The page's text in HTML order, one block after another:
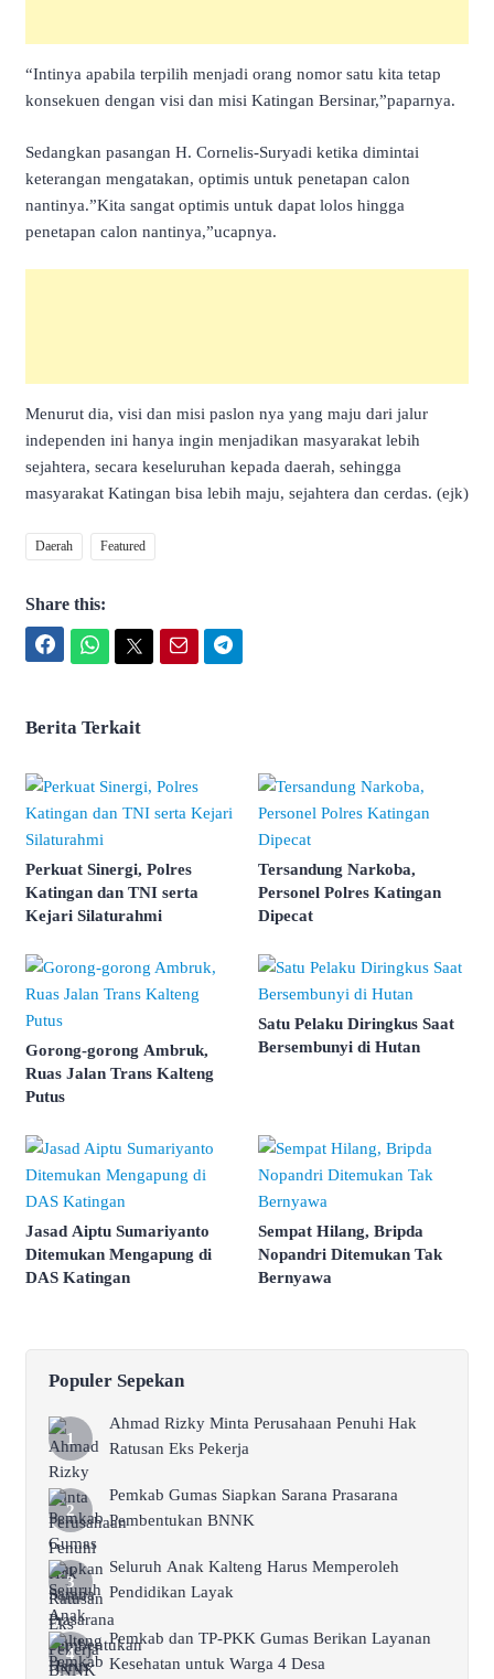
“Intinya apabila terpilih menjadi orang nomor satu kita tetap
konsekuen dengan visi dan misi Katingan Bersinar,”paparnya.
Sedangkan pasangan H. Cornelis-Suryadi ketika dimintai
keterangan mengatakan, optimis untuk penetapan calon
nantinya.”Kita sangat optimis untuk dapat lolos hingga
penetapan calon nantinya,”ucapnya.
Menurut dia, visi dan misi paslon nya yang maju dari jalur
independen ini hanya ingin menjadikan masyarakat lebih
sejahtera, secara keseluruhan kepada daerah, sehingga
masyarakat Katingan bisa lebih maju, sejahtera dan cerdas. (ejk)
Daerah Featured
Share this:
Berita Terkait
Perkuat Sinergi, Polres
Katingan dan TNI serta
Kejari Silaturahmi
Tersandung Narkoba,
Personel Polres Katingan
Dipecat
Gorong-gorong Ambruk,
Ruas Jalan Trans Kalteng
Putus
Satu Pelaku Diringkus Saat
Bersembunyi di Hutan
Jasad Aiptu Sumariyanto
Ditemukan Mengapung di
DAS Katingan
Sempat Hilang, Bripda
Nopandri Ditemukan Tak
Bernyawa
Populer Sepekan
Ahmad Rizky Minta Perusahaan Penuhi Hak
Ratusan Eks Pekerja
Pemkab Gumas Siapkan Sarana Prasarana
Pembentukan BNNK
Seluruh Anak Kalteng Harus Memperoleh
Pendidikan Layak
Pemkab dan TP-PKK Gumas Berikan Layanan
Kesehatan untuk Warga 4 Desa